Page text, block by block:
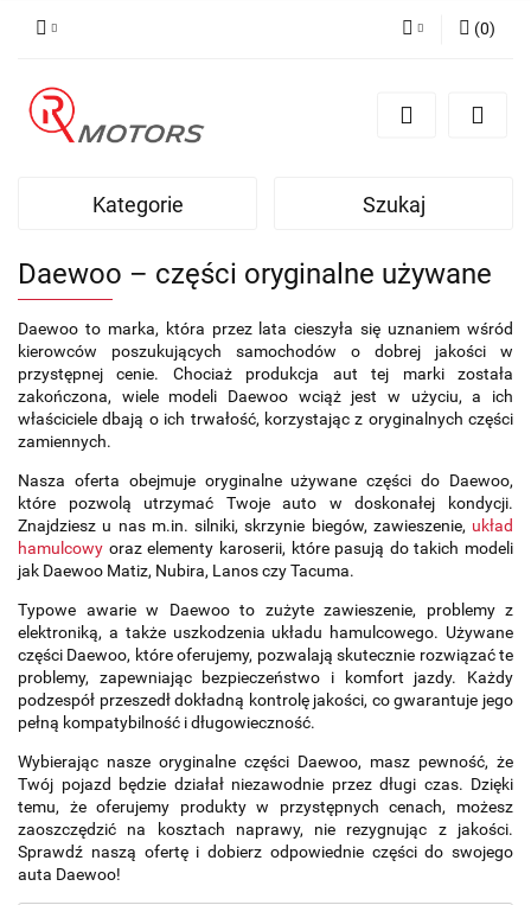
Zarejestruj się
(0)
Kategorie Szukaj
Daewoo – części oryginalne używane
Daewoo to marka, która przez lata cieszyła się uznaniem wśród
kierowców poszukujących samochodów o dobrej jakości w
przystępnej cenie. Chociaż produkcja aut tej marki została
zakończona, wiele modeli Daewoo wciąż jest w użyciu, a ich
właściciele dbają o ich trwałość, korzystając z oryginalnych części
zamiennych.
Nasza oferta obejmuje oryginalne używane części do Daewoo,
które pozwolą utrzymać Twoje auto w doskonałej kondycji.
Znajdziesz u nas m.in. silniki, skrzynie biegów, zawieszenie, układ
hamulcowy oraz elementy karoserii, które pasują do takich modeli
jak Daewoo Matiz, Nubira, Lanos czy Tacuma.
Typowe awarie w Daewoo to zużyte zawieszenie, problemy z
elektroniką, a także uszkodzenia układu hamulcowego. Używane
części Daewoo, które oferujemy, pozwalają skutecznie rozwiązać te
problemy, zapewniając bezpieczeństwo i komfort jazdy. Każdy
podzespół przeszedł dokładną kontrolę jakości, co gwarantuje jego
pełną kompatybilność i długowieczność.
Wybierając nasze oryginalne części Daewoo, masz pewność, że
Twój pojazd będzie działał niezawodnie przez długi czas. Dzięki
temu, że oferujemy produkty w przystępnych cenach, możesz
zaoszczędzić na kosztach naprawy, nie rezygnując z jakości.
Sprawdź naszą ofertę i dobierz odpowiednie części do swojego
auta Daewoo!